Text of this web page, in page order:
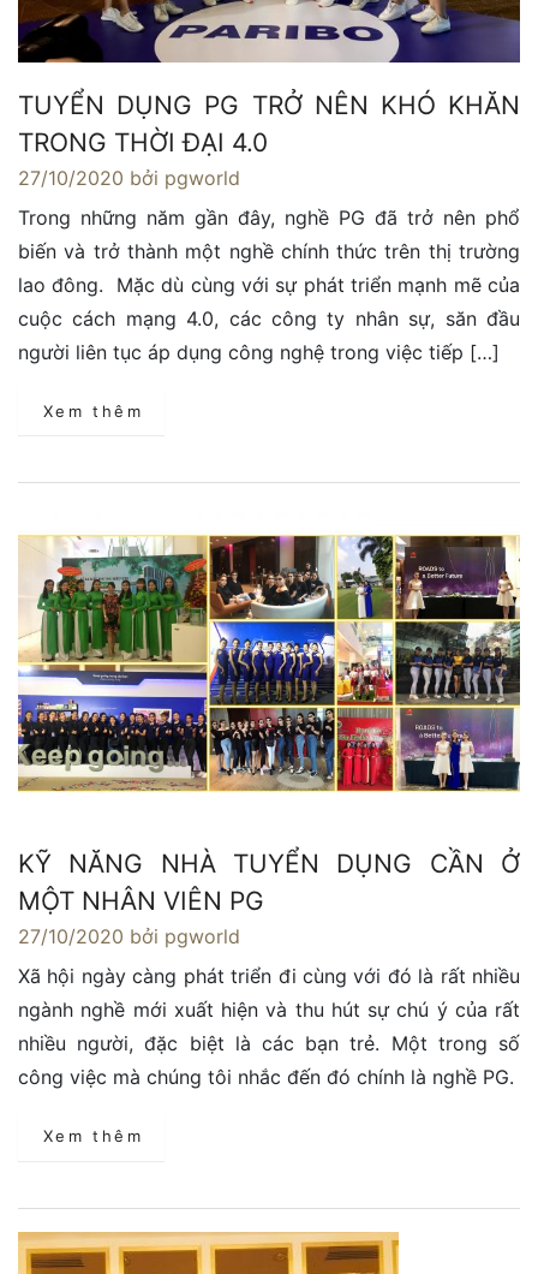
TUYỂN DỤNG PG TRỞ NÊN KHÓ KHĂN
TRONG THỜI ĐẠI 4.0
27/10/2020 bởi pgworld
Trong những năm gần đây, nghề PG đã trở nên phổ
biến và trở thành một nghề chính thức trên thị trường
lao đông. Mặc dù cùng với sự phát triển mạnh mẽ của
cuộc cách mạng 4.0, các công ty nhân sự, săn đầu
người liên tục áp dụng công nghệ trong việc tiếp […]
Xem thêm
KỸ NĂNG NHÀ TUYỂN DỤNG CẦN Ở
MỘT NHÂN VIÊN PG
27/10/2020 bởi pgworld
Xã hội ngày càng phát triển đi cùng với đó là rất nhiều
ngành nghề mới xuất hiện và thu hút sự chú ý của rất
nhiều người, đặc biệt là các bạn trẻ. Một trong số
công việc mà chúng tôi nhắc đến đó chính là nghề PG.
Xem thêm